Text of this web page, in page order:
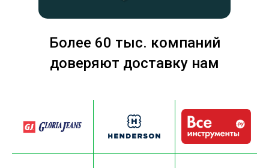
Более 60 тыс. компаний
доверяют доставку нам